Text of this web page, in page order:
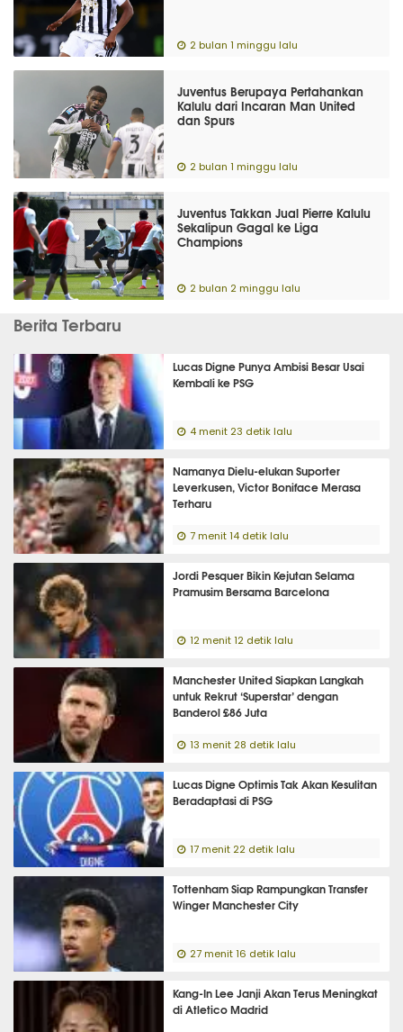
2 bulan 1 minggu lalu
Juventus Berupaya Pertahankan
Kalulu dari Incaran Man United
dan Spurs
2 bulan 1 minggu lalu
Juventus Takkan Jual Pierre Kalulu
Sekalipun Gagal ke Liga
Champions
2 bulan 2 minggu lalu
Berita Terbaru
Lucas Digne Punya Ambisi Besar Usai
Kembali ke PSG
4 menit 23 detik lalu
Namanya Dielu-elukan Suporter
Leverkusen, Victor Boniface Merasa
Terharu
7 menit 14 detik lalu
Jordi Pesquer Bikin Kejutan Selama
Pramusim Bersama Barcelona
12 menit 12 detik lalu
Manchester United Siapkan Langkah
untuk Rekrut ‘Superstar’ dengan
Banderol £86 Juta
13 menit 28 detik lalu
Lucas Digne Optimis Tak Akan Kesulitan
Beradaptasi di PSG
17 menit 22 detik lalu
Tottenham Siap Rampungkan Transfer
Winger Manchester City
27 menit 16 detik lalu
Kang-In Lee Janji Akan Terus Meningkat
di Atletico Madrid